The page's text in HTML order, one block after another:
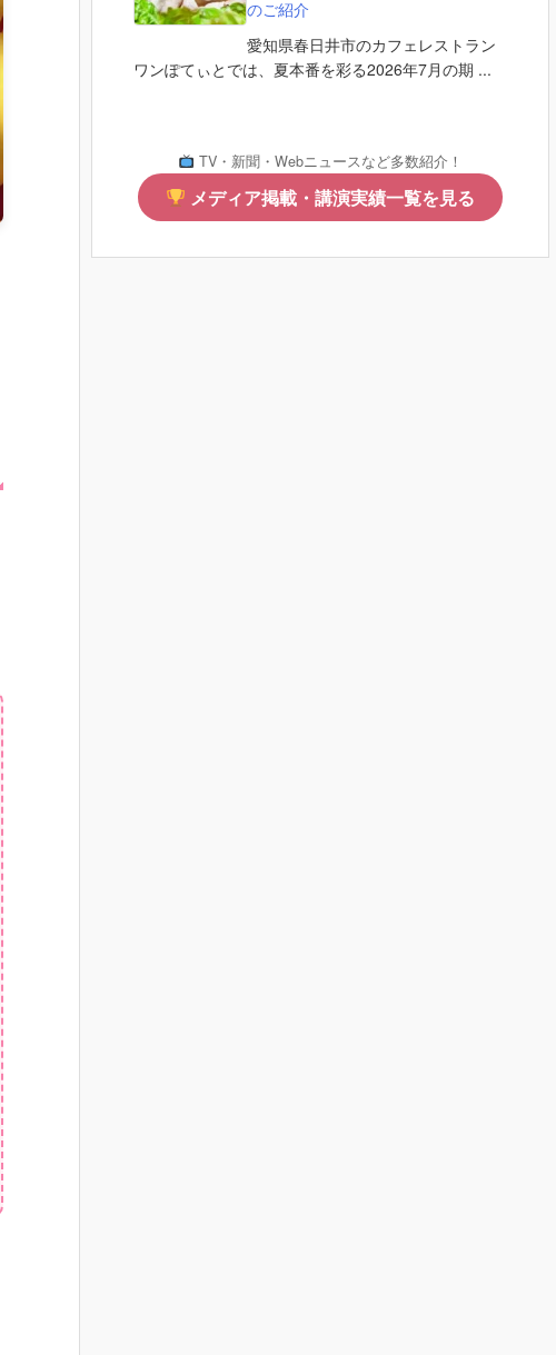
のご紹介
愛知県春日井市のカフェレストラン
ワンぽてぃとでは、夏本番を彩る2026年7月の期 ...
TV・新聞・Webニュースなど多数紹介！
メディア掲載・講演実績一覧を見る